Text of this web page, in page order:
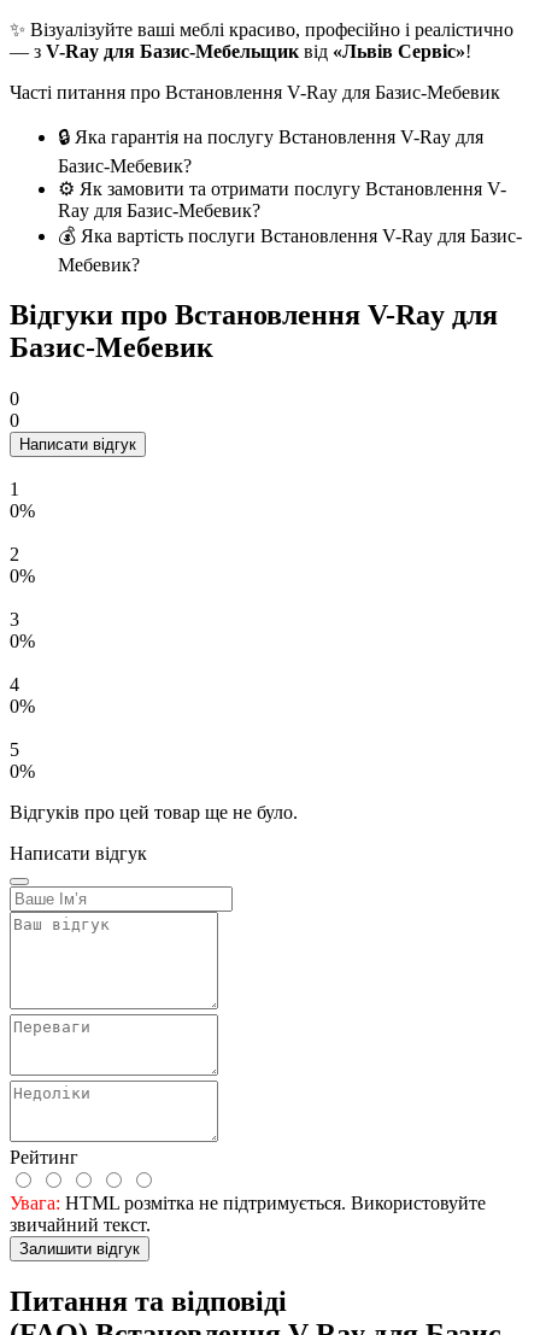
✨ Візуалізуйте ваші меблі красиво, професійно і реалістично
— з V-Ray для Базис-Мебельщик від «Львів Сервіс»!
Часті питання про Встановлення V-Ray для Базис-Мебевик
🔒 Яка гарантія на послугу Встановлення V-Ray для
Базис-Мебевик?
⚙️ Як замовити та отримати послугу Встановлення V-
Ray для Базис-Мебевик?
💰 Яка вартість послуги Встановлення V-Ray для Базис-
Мебевик?
Відгуки про Встановлення V-Ray для
Базис-Мебевик
0
0
Написати відгук
1
0%
2
0%
3
0%
4
0%
5
0%
Відгуків про цей товар ще не було.
Написати відгук
Рейтинг
Увага: HTML розмітка не підтримується. Використовуйте
звичайний текст.
Залишити відгук
Питання та відповіді